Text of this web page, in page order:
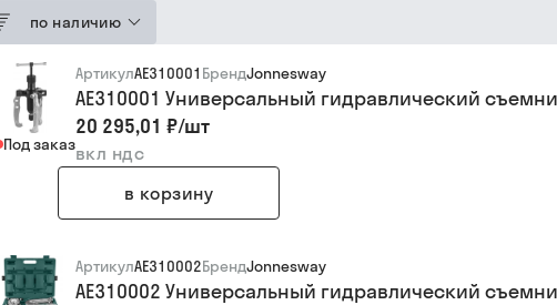
по наличию
Под заказ
АртикулAE310001 БрендJonnesway
AE310001 Универсальный гидравлический
20 295,01 ₽/шт
вкл ндс
в корзину
АртикулAE310002БрендJonnesway
AE310002 Универсальный гидравлический